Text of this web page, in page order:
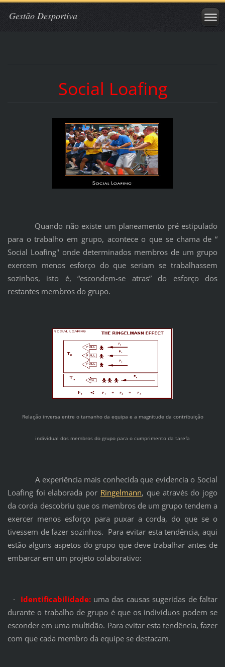
Gestão Desportiva
Social Loafing
Quando não existe um planeamento pré estipulado
para o trabalho em grupo, acontece o que se chama de “
Social Loafing" onde determinados membros de um grupo
exercem menos esforço do que seriam se trabalhassem
sozinhos, isto é, “escondem-se atras” do esforço dos
restantes membros do grupo.
Relação inversa entre o tamanho da equipa e a magnitude da contribuição
individual dos membros do grupo para o cumprimento da tarefa
A experiência mais conhecida que evidencia o Social
Loafing foi elaborada por Ringelmann, que através do jogo
da corda descobriu que os membros de um grupo tendem a
exercer menos esforço para puxar a corda, do que se o
tivessem de fazer sozinhos. Para evitar esta tendência, aqui
estão alguns aspetos do grupo que deve trabalhar antes de
embarcar em um projeto colaborativo:
· Identificabilidade:uma das causas sugeridas de faltar
durante o trabalho de grupo é que os indivíduos podem se
esconder em uma multidão. Para evitar esta tendência, fazer
com que cada membro da equipe se destacam.